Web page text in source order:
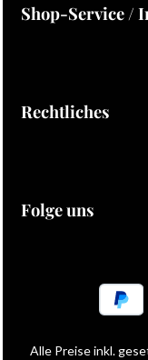
Shop-Service /
Rechtliches
Folge uns
Alle Preise inkl.